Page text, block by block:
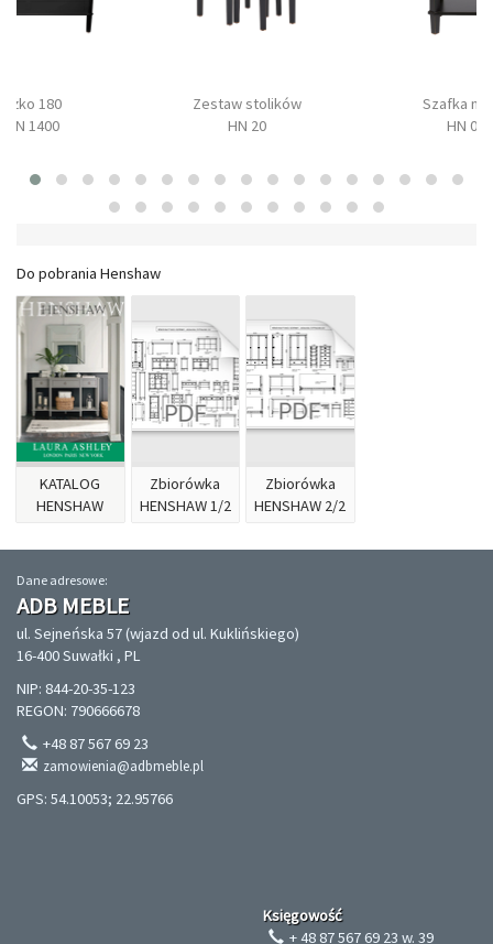
180
1400
Zestaw stolików
HN 20
Szafka
HN 04
Do pobrania Henshaw
KATALOG
HENSHAW
Zbiorówka
HENSHAW 1/2
Zbiorówka
HENSHAW 2/2
Dane adresowe:
ADB MEBLE
ul. Sejneńska 57 (wjazd od ul. Kuklińskiego)
16-400 Suwałki , PL
NIP: 844-20-35-123
REGON: 790666678
+48 87 567 69 23
zamowienia@adbmeble.pl
GPS: 54.10053; 22.95766
Księgowość
+ 48 87 567 69 23 w. 39